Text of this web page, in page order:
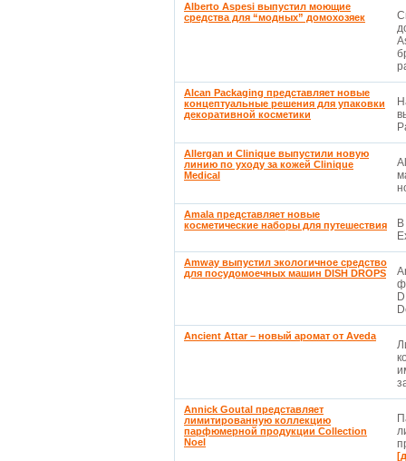
Alberto Aspesi выпустил моющие
средства для “модных” домохозяек
Alcan Packaging представляет новые
концептуальные решения для упаковки
декоративной косметики
Allergan и Clinique выпустили новую
линию по уходу за кожей Clinique
Medical
Amala представляет новые
косметические наборы для путешествия
Amway выпустил экологичное средство
для посудомоечных машин DISH DROPS
Ancient Attar – новый аромат от Aveda
Annick Goutal представляет
лимитированную коллекцию
парфюмерной продукции Collection
Noel